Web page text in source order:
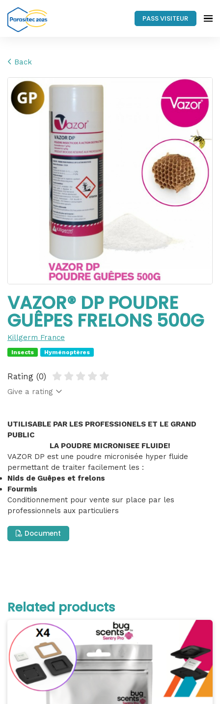
PASS VISITEUR
Back
VAZOR® DP POUDRE
GUÊPES FRELONS 500G
Killgerm France
Insects Hyménoptères
Rating (0)
Give a rating
UTILISABLE PAR LES PROFESSIONELS ET LE GRAND
PUBLIC
LA POUDRE MICRONISEE FLUIDE!
VAZOR DP est une poudre micronisée hyper fluide
permettant de traiter facilement les :
Nids de Guêpes et frelons
Fourmis
Conditionnement pour vente sur place par les
professionnels aux particuliers
Document
Related products